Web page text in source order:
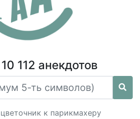
112 анекдотов
к парикмахеру